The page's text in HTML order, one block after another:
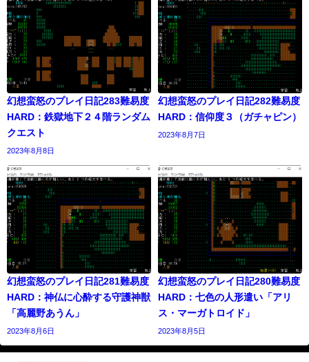
幻想蛮怒のプレイ日記283難易度
HARD：鉄獄地下２４階ランダム
クエスト
2023年8月8日
幻想蛮怒のプレイ日記282難易度
HARD：信仰度３（ガチャピン）
2023年8月7日
幻想蛮怒のプレイ日記281難易度
HARD：神仏に心酔する守護神獣
「高麗野あうん」
2023年8月6日
幻想蛮怒のプレイ日記280難易度
HARD：七色の人形遣い「アリ
ス・マーガトロイド」
2023年8月5日